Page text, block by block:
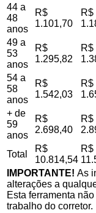
44 a
48
anos
R$
1.101,70
R$
49 a
53
anos
R$
1.295,82
R$
54 a
58
anos
R$
1.542,03
R$
+ de
59
anos
R$
2.698,40
R$
Total
R$
10.814,54
R$
IMPORTANTE! As
alterações a
Esta ferramenta
trabalho do corretor.